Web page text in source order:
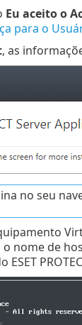
Eu aceito o
para o
, as
no seu
o nome de
ESET